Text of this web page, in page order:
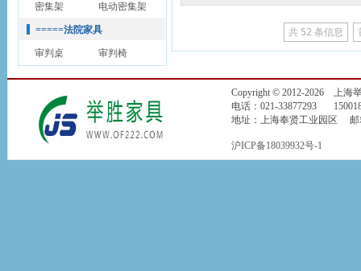
密集架 电动密集架
=====法院家具
审判桌 审判椅
共 52 条信息
Copyright © 2012-2026 上海
电话：021-33877293
地址：上海奉贤工业园区 邮
沪ICP备18039932号-1